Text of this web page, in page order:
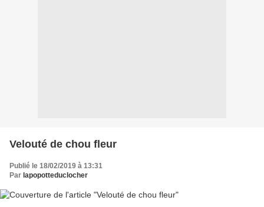
Velouté de chou fleur
Publié le 18/02/2019 à 13:31
Par lapopotteduclocher